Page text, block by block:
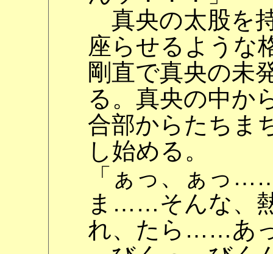
真央の太股を
座らせるような
剛直で真央の未
る。真央の中か
合部からたちま
し始める。
「ぁっ、ぁっ
ま……そんな、
れ、たら……あ